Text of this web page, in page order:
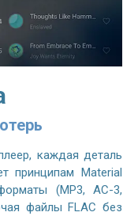
каждая деталь
принципам Material
(MP3, AC-3,
файлы FLAC без